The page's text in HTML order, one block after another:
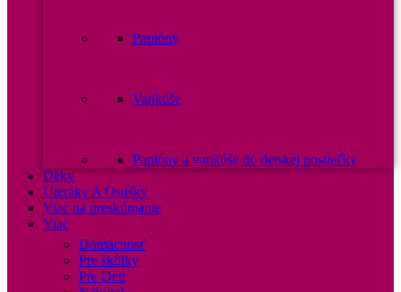
Paplóny
Vankúše
Paplóny a vankúše do detskej postieľky
Deky
Uteráky A Osušky
Viac na preskúmanie
Viac
Domácnosť
Pre škôlky
Pre Deti